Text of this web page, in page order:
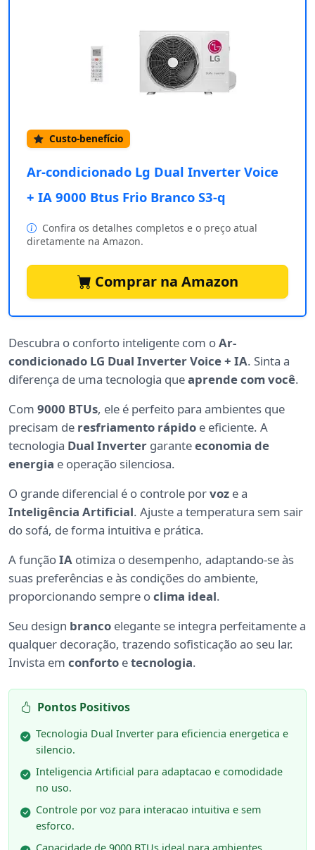
Custo-benefício
Ar-condicionado Lg Dual Inverter Voice
+ IA 9000 Btus Frio Branco S3-q
Confira os detalhes completos e o preço atual
diretamente na Amazon.
Comprar na Amazon
Descubra o conforto inteligente com oAr-
condicionado LG Dual Inverter Voice + IA. Sinta a
diferença de uma tecnologia queaprende com você.
Com 9000 BTUs, ele é perfeito para ambientes que
precisam de resfriamento rápido e eficiente. A
tecnologia Dual Inverter garanteeconomia de
energia e operação silenciosa.
O grande diferencial é o controle porvoz e a
Inteligência Artificial. Ajuste a temperatura sem sair
do sofá, de forma intuitiva e prática.
A funçãoIA otimiza o desempenho, adaptando-se às
suas preferências e às condições do ambiente,
proporcionando sempre oclima ideal.
Seu design branco elegante se integra perfeitamente a
qualquer decoração, trazendo sofisticação ao seu lar.
Invista em conforto etecnologia.
Pontos Positivos
Tecnologia Dual Inverter para eficiencia energetica e
silencio.
Inteligencia Artificial para adaptacao e comodidade
no uso.
Controle por voz para interacao intuitiva e sem
esforco.